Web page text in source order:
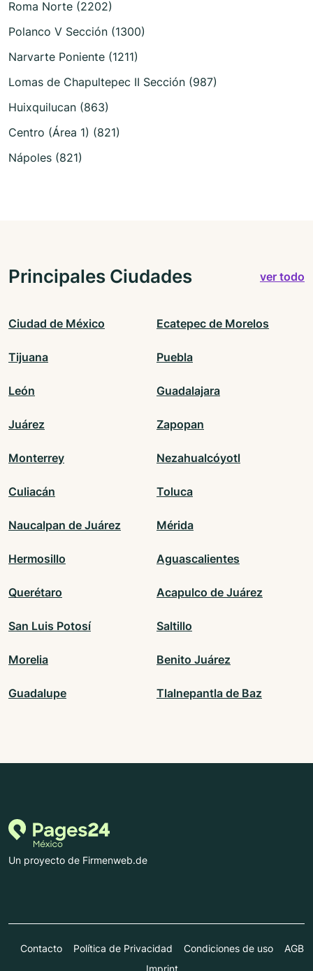
Roma Norte (2202)
Polanco V Sección (1300)
Narvarte Poniente (1211)
Lomas de Chapultepec II Sección (987)
Huixquilucan (863)
Centro (Área 1) (821)
Nápoles (821)
Principales Ciudades ver todo
Ciudad de México Ecatepec de Morelos
Tijuana Puebla
León Guadalajara
Juárez Zapopan
Monterrey Nezahualcóyotl
Culiacán Toluca
Naucalpan de Juárez Mérida
Hermosillo Aguascalientes
Querétaro Acapulco de Juárez
San Luis Potosí Saltillo
Morelia Benito Juárez
Guadalupe Tlalnepantla de Baz
Un proyecto de Firmenweb.de
Contacto Política de Privacidad Condiciones de uso
AGB